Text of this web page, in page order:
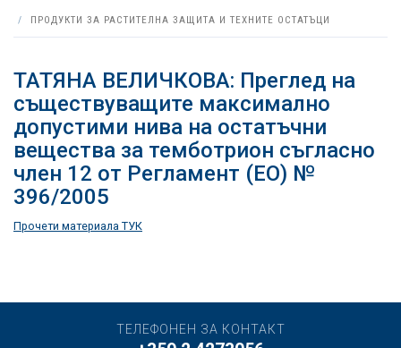
ПРОДУКТИ ЗА РАСТИТЕЛНА ЗАЩИТА И ТЕХНИТЕ ОСТАТЪЦИ
ТАТЯНА ВЕЛИЧКОВА: Преглед на
съществуващите максимално
допустими нива на остатъчни
вещества за темботрион съгласно
член 12 от Регламент (ЕО) №
396/2005
Прочети материала ТУК
ТЕЛЕФОНЕН ЗА КОНТАКТ